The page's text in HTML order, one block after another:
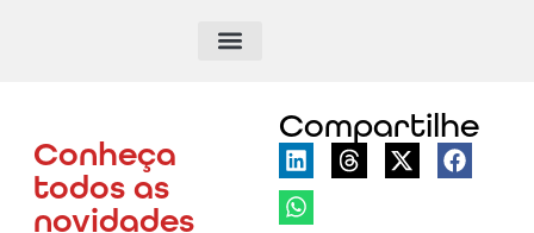
Compartilhe
Conheça
todos as
novidades